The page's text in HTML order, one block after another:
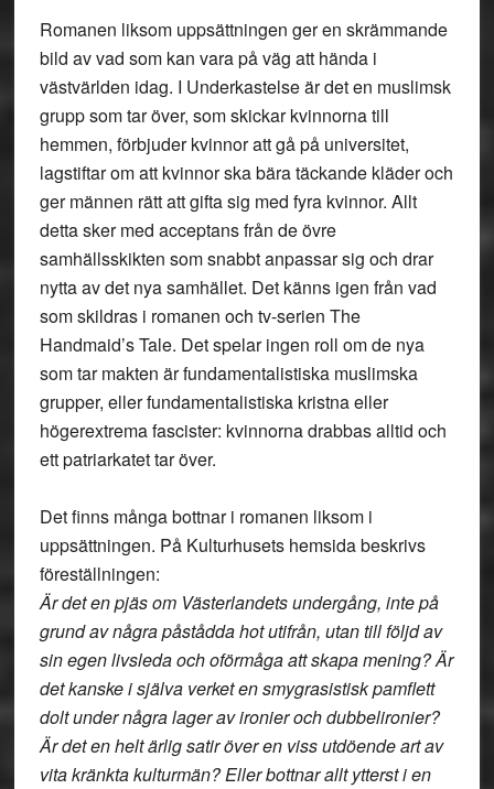
Romanen liksom uppsättningen ger en skrämmande
bild av vad som kan vara på väg att hända i
västvärlden idag. I Underkastelse är det en muslimsk
grupp som tar över, som skickar kvinnorna till
hemmen, förbjuder kvinnor att gå på universitet,
lagstiftar om att kvinnor ska bära täckande kläder och
ger männen rätt att gifta sig med fyra kvinnor. Allt
detta sker med acceptans från de övre
samhällsskikten som snabbt anpassar sig och drar
nytta av det nya samhället. Det känns igen från vad
som skildras i romanen och tv-serien The
Handmaid’s Tale. Det spelar ingen roll om de nya
som tar makten är fundamentalistiska muslimska
grupper, eller fundamentalistiska kristna eller
högerextrema fascister: kvinnorna drabbas alltid och
ett patriarkatet tar över.
Det finns många bottnar i romanen liksom i
uppsättningen. På Kulturhusets hemsida beskrivs
föreställningen:
Är det en pjäs om Västerlandets undergång, inte på
grund av några påstådda hot utifrån, utan till följd av
sin egen livsleda och oförmåga att skapa mening? Är
det kanske i själva verket en smygrasistisk pamflett
dolt under några lager av ironier och dubbelironier?
Är det en helt ärlig satir över en viss utdöende art av
vita kränkta kulturmän? Eller bottnar allt ytterst i en